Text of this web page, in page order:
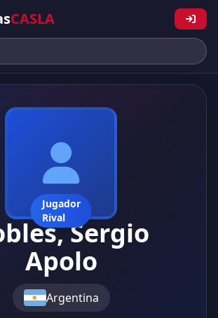
CASLA
Jugador
Rival Sergio
Apolo
Argentina